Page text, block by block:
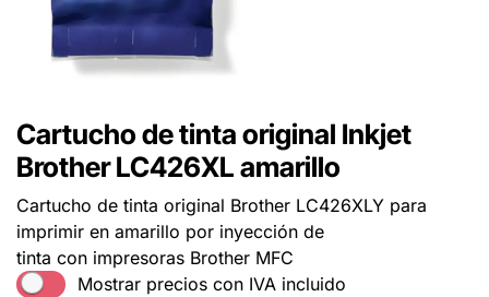
Cartucho de tinta original Inkjet
Brother LC426XL amarillo
Cartucho de tinta original Brother LC426XLY para
imprimir en amarillo por inyección de
tinta con impresoras Brother MFC
Mostrar precios con IVA incluido